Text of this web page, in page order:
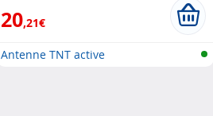
20,21€
Antenne TNT active